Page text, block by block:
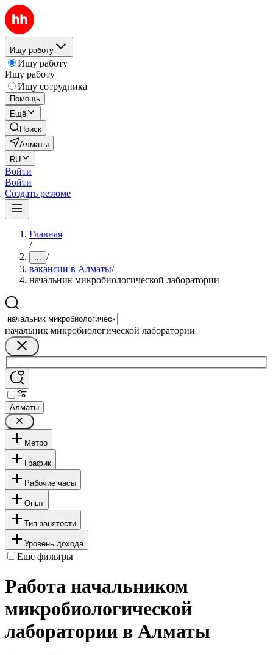
Ищу работу
Ищу работу
Ищу работу
Ищу сотрудника
Помощь
Ещё
Поиск
Алматы
RU
Войти
Войти
Создать резюме
Главная
/
... /
вакансии в Алматы/
начальник микробиологической лаборатории
начальник микробиологической лаборатории
Алматы
Метро
График
Рабочие часы
Опыт
Тип занятости
Уровень дохода
Ещё фильтры
Работа начальником
микробиологической
лаборатории в Алматы